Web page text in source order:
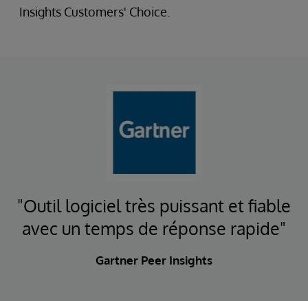
Insights Customers' Choice.
"Outil logiciel très puissant et fiable
avec un temps de réponse rapide"
Gartner Peer Insights